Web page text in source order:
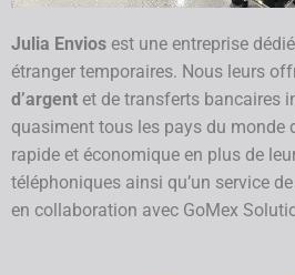
Julia Envios est une entreprise
étranger temporaires. Nous leurs
d’argent et de transferts bancaires
quasiment tous les pays du monde
rapide et économique en plus de
téléphoniques ainsi qu’un service
en collaboration avec GoMex